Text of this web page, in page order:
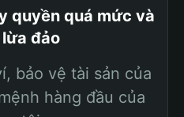
quyền quá mức và
đảo
bảo vệ tài sản của
hàng đầu của